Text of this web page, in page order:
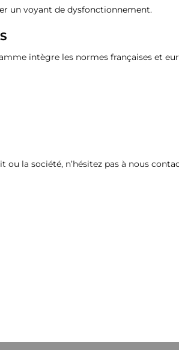
un voyant de dysfonctionnement.
intègre les normes françaises et
la société, n’hésitez pas à nous